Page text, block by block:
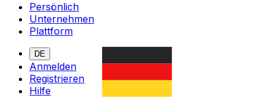
Persönlich
Unternehmen
Plattform
DE
Anmelden
Registrieren
Hilfe